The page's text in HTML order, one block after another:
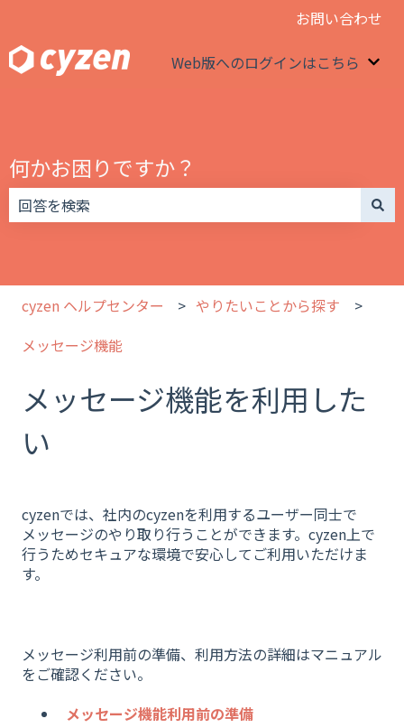
お問い合わせ
Web版へのログインはこちら
何かお困りですか？
cyzen ヘルプセンター
やりたいことから探す
メッセージ機能
メッセージ機能を利用した
い
cyzenでは、社内のcyzenを利用するユーザー同士で
メッセージのやり取り行うことができます。cyzen上で
行うためセキュアな環境で安心してご利用いただけま
す。
メッセージ利用前の準備、利用方法の詳細はマニュアル
をご確認ください。
メッセージ機能利用前の準備